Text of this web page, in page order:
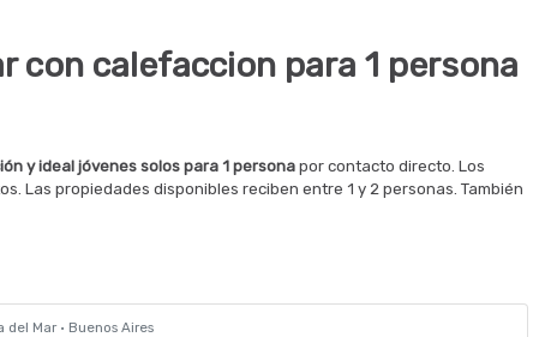
con calefaccion para 1 persona
y ideal jóvenes solos para 1 persona por contacto directo. Los
Las propiedades disponibles reciben entre 1 y 2 personas. También
del Mar · Buenos Aires